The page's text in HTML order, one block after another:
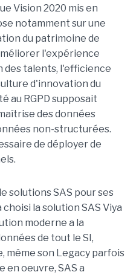
Vision 2020 mis en
notamment sur une
du patrimoine de
l'expérience
des talents, l'efficience
d'innovation du
au RGPD supposait
des données
non-structurées.
de déployer de
solutions SAS pour ses
la solution SAS Viya
moderne a la
de tout le SI,
son Legacy parfois
en oeuvre, SAS a